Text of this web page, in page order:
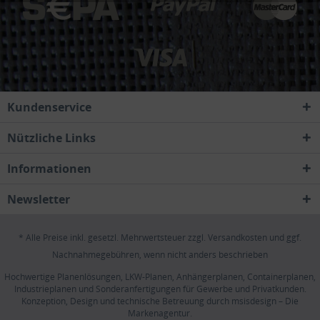
Kundenservice
Nützliche Links
Informationen
Newsletter
* Alle Preise inkl. gesetzl. Mehrwertsteuer zzgl. Versandkosten und ggf.
Nachnahmegebühren, wenn nicht anders beschrieben
Hochwertige Planenlösungen, LKW-Planen, Anhängerplanen, Containerplanen,
Industrieplanen und Sonderanfertigungen für Gewerbe und Privatkunden.
Konzeption, Design und technische Betreuung durch msisdesign – Die
Markenagentur.